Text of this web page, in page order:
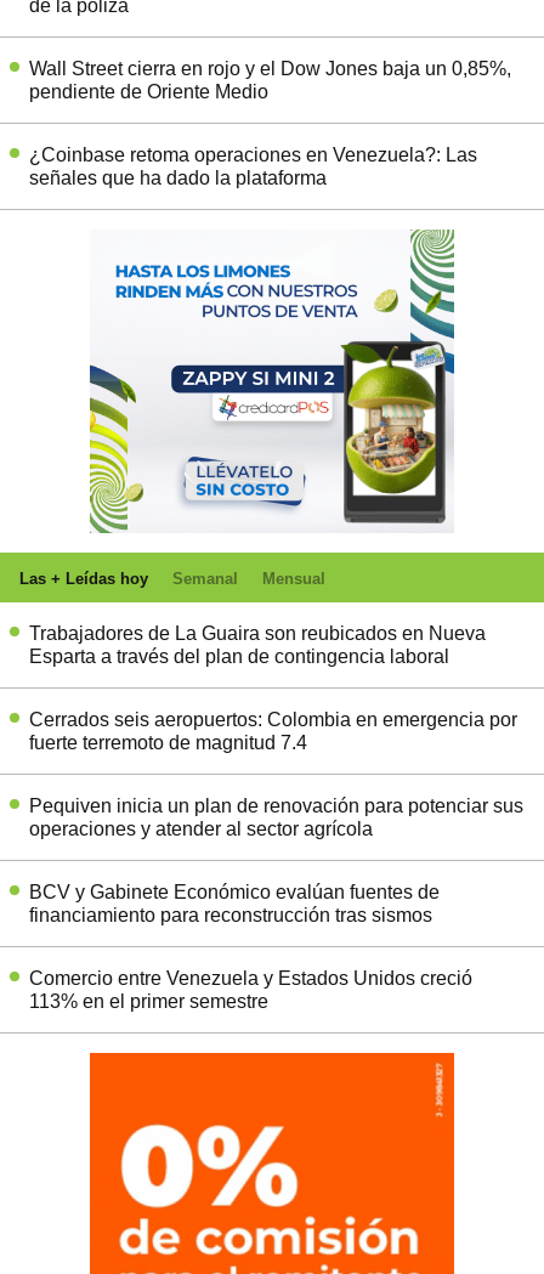
de la póliza
Wall Street cierra en rojo y el Dow Jones baja un 0,85%,
pendiente de Oriente Medio
¿Coinbase retoma operaciones en Venezuela?: Las
señales que ha dado la plataforma
Las + Leídas hoy Semanal Mensual
Trabajadores de La Guaira son reubicados en Nueva
Esparta a través del plan de contingencia laboral
Cerrados seis aeropuertos: Colombia en emergencia por
fuerte terremoto de magnitud 7.4
Pequiven inicia un plan de renovación para potenciar sus
operaciones y atender al sector agrícola
BCV y Gabinete Económico evalúan fuentes de
financiamiento para reconstrucción tras sismos
Comercio entre Venezuela y Estados Unidos creció
113% en el primer semestre